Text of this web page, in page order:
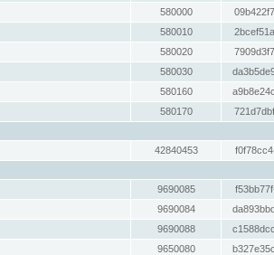
580000
580010
580020
580030
580160
580170
42840453
9690085
9690084
9690088
9650080